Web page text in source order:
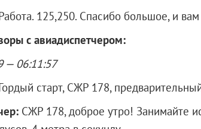
125,250. Спасибо большое, и
с авиадиспетчером:
— 06:11:57
старт, СЖР 178,
СЖР 178, доброе утро! Занимайте